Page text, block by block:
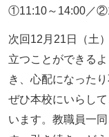
①11:10～14:00／
次回12月21日（土
立つことができる
き、心配になった
ぜひ本校にいらし
います。教職員一